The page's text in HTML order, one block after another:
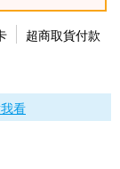
超商取貨付款
看